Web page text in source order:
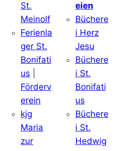
St.
Meinolf
Ferienla
ger St.
Bonifati
us
Förderv
erein
kjg
Maria
zur
eien
Büchere
i Herz
Jesu
Büchere
i St.
Bonifati
us
Büchere
i St.
Hedwig